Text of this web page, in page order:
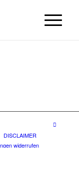
DISCLAIMER
widerrufen